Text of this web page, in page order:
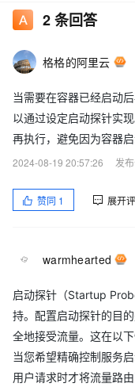
2条回答
格格的阿里云
当需要在容器已经启动
以通过设定启动探针实
再执行，避免因为容器
2024-08-19 20:57:26
发
赞同 1 展开
warmhearted
启动探针（Startup
持。配置启动探针的目
全地接受流量。这在以下
当您希望精确控制服务
用户请求时才将流量路由